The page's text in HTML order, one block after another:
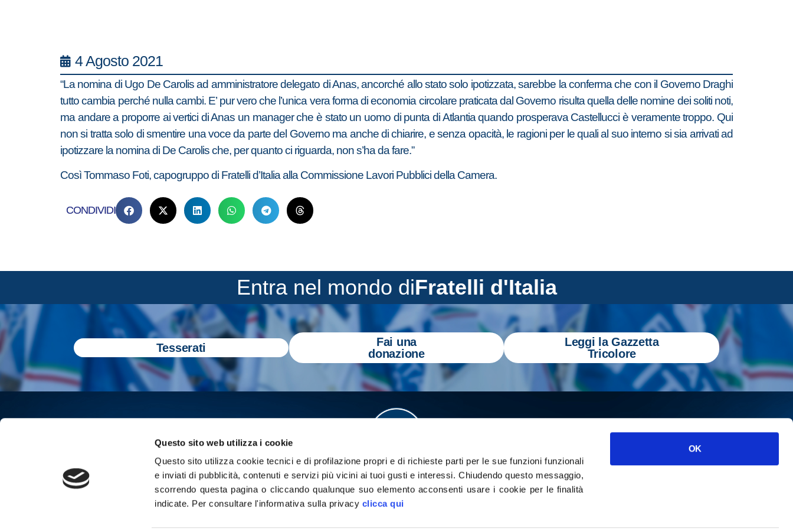
Questo sito web utilizza i cookie
Questo sito utilizza cookie tecnici e di profilazione propri e di richieste parti per le sue funzioni funzionali
e inviati di pubblicità, contenuti e servizi più vicini ai tuoi gusti e interessi.Chiudendo questo messaggio,
scorrendo questa pagina o cliccando qualunque suo elemento acconsenti usare i cookie per le finalità
indicate. Per consultare l'informativa sulla privacy clicca qui
OK
4 Agosto 2021
“La nomina di Ugo De Carolis ad amministratore delegato di Anas, ancorché allo stato solo ipotizzata, sarebbe la conferma che con il Governo Draghi
tutto cambia perché nulla cambi. E’ pur vero che l’unica vera forma di economia circolare praticata dal Governo risulta quella delle nomine dei soliti noti,
ma andare a proporre ai vertici di Anas un manager che è stato un uomo di punta di Atlantia quando prosperava Castellucci è veramente troppo. Qui
non si tratta solo di smentire una voce da parte del Governo ma anche di chiarire, e senza opacità, le ragioni per le quali al suo interno si sia arrivati ad
ipotizzare la nomina di De Carolis che, per quanto ci riguarda, non s’ha da fare.”
Così Tommaso Foti, capogruppo di Fratelli d’Italia alla Commissione Lavori Pubblici della Camera.
CONDIVIDI
Entra nel mondo diFratelli d'Italia
Tesserati
Fai una
donazione
Leggi la Gazzetta
Tricolore
Gazzetta Tricolore per tenerti aggiornato